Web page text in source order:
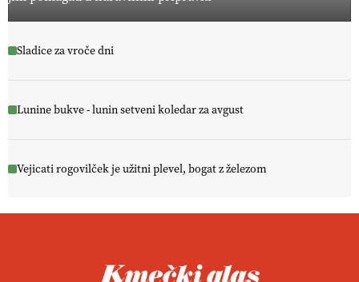
Sladice za vroče dni
Lunine bukve - lunin setveni koledar za avgust
Vejicati rogovilček je užitni plevel, bogat z železom